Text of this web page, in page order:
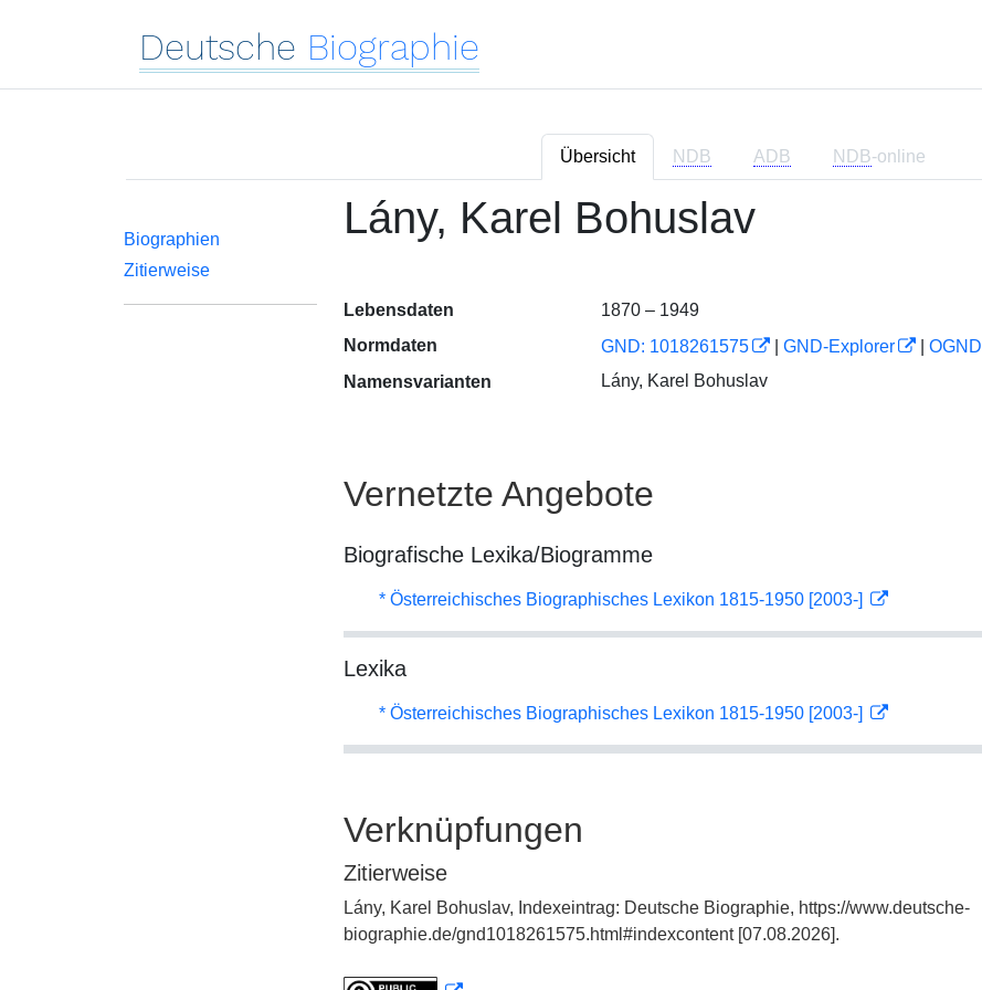
Deutsche Biographie
Übersicht NDB ADB NDB-online
Biographien
Zitierweise
Lány, Karel Bohuslav
Lebensdaten
1870 – 1949
Normdaten
GND: 1018261575 GND-Explorer OGND
Namensvarianten
Lány, Karel Bohuslav
Vernetzte Angebote
Biografische Lexika/Biogramme
* Österreichisches Biographisches Lexikon 1815-1950 [2003-]
Lexika
* Österreichisches Biographisches Lexikon 1815-1950 [2003-]
Verknüpfungen
Zitierweise
Lány, Karel Bohuslav, Indexeintrag: Deutsche Biographie, https://www.deutsche-
biographie.de/gnd1018261575.html#indexcontent [07.08.2026].